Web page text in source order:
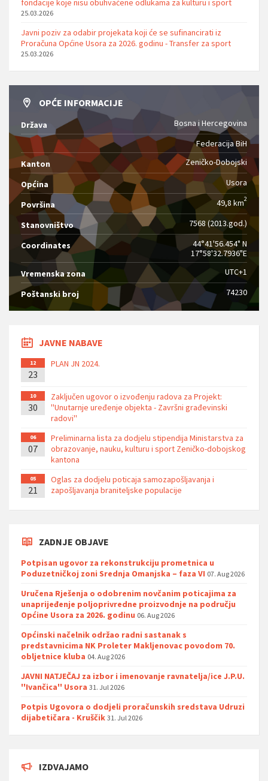
25.03.2026
Javni poziv za odabir projekata koji će se sufinancirati iz
Proračuna Općine Usora za 2026. godinu - Transfer za sport
25.03.2026
OPĆE INFORMACIJE
Država
Bosna i Hercegovina
Federacija BiH
Kanton
Zeničko-Dobojski
Općina Usora
Površina 49,8 km2
Stanovništvo 7568 (2013.god.)
Coordinates
44°41'56.454" N
17°58'32.7936"E
Vremenska zona
UTC+1
Poštanski broj 74230
JAVNE NABAVE
12
23
PLAN JN 2024.
10
30
Zaključen ugovor o izvođenju radova za Projekt:
''Unutarnje uređenje objekta - Završni građevinski
radovi''
06
07
Preliminarna lista za dodjelu stipendija Ministarstva za
obrazovanje, nauku, kulturu i sport Zeničko-dobojskog
kantona
05
21
Oglas za dodjelu poticaja samozapošljavanja i
zapošljavanja braniteljske populacije
ZADNJE OBJAVE
Potpisan ugovor za rekonstrukciju prometnica u
Poduzetničkoj zoni Srednja Omanjska – faza VI 07. Aug 2026
Uručena Rješenja o odobrenim novčanim poticajima za
unaprijeđenje poljoprivredne proizvodnje na području
Općine Usora za 2026. godinu 06. Aug 2026
Općinski načelnik održao radni sastanak s
predstavnicima NK Proleter Makljenovac povodom 70.
obljetnice kluba 04. Aug 2026
JAVNI NATJEČAJ za izbor i imenovanje ravnatelja/ice J.P.U.
''Ivančica'' Usora 31. Jul 2026
Potpis Ugovora o dodjeli proračunskih sredstava Udruzi
dijabetičara - Kruščik 31. Jul 2026
IZDVAJAMO